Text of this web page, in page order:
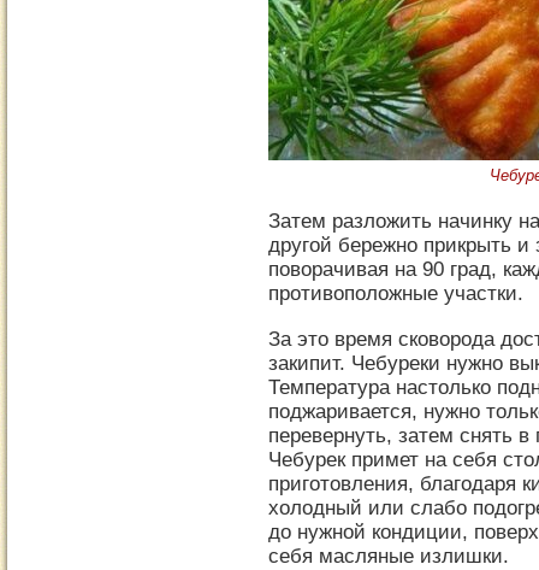
Затем разложить начинку
другой бережно прикрыть и
поворачивая на 90 град,
противоположные участки.
За это время сковорода
закипит. Чебуреки нужно
Температура настолько
поджаривается, нужно
перевернуть, затем снять
Чебурек примет на себя
приготовления, благодаря
холодный или слабо
до нужной кондиции,
себя масляные излишки.